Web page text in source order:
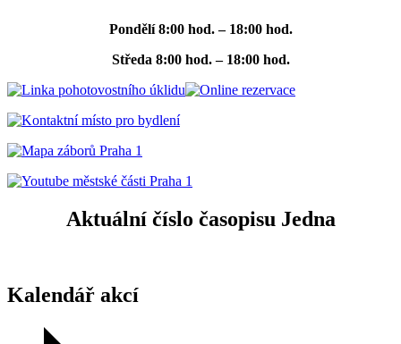
Pondělí 8:00 hod. – 18:00 hod.
Středa 8:00 hod. – 18:00 hod.
Aktuální číslo časopisu Jedna
Kalendář akcí